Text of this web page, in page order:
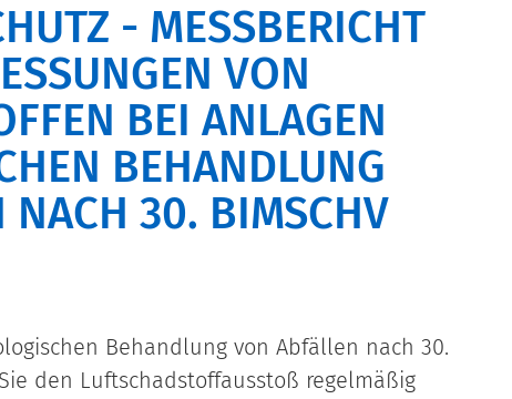
- MESSBERICHT
VON
BEI ANLAGEN
BEHANDLUNG
NACH 30. BIMSCHV
Behandlung von Abfällen nach 30.
den Luftschadstoffausstoß regelmäßig